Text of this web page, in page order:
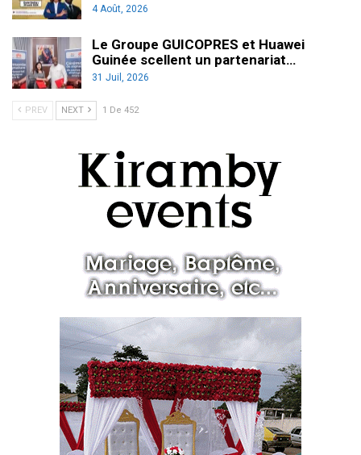
4 Août, 2026
Le Groupe GUICOPRES et Huawei
Guinée scellent un partenariat…
31 Juil, 2026
PREV NEXT 1 De 452